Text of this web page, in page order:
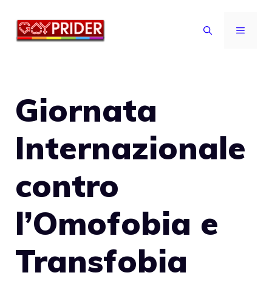
MENU
Giornata
Internazionale
contro
l’Omofobia e
Transfobia